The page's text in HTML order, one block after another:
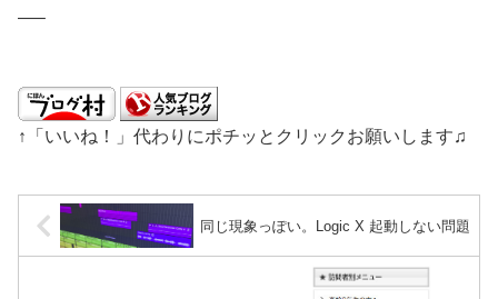
—–
↑「いいね！」代わりにポチッとクリックお願いします♫
同じ現象っぽい。Logic X 起動しない問題